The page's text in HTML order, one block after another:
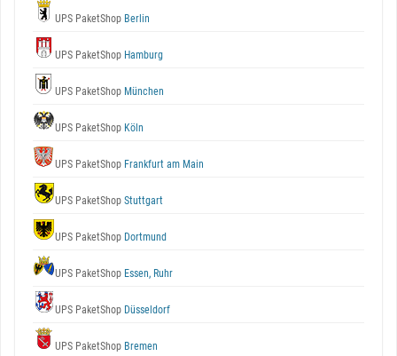
UPS PaketShop Berlin
UPS PaketShop Hamburg
UPS PaketShop München
UPS PaketShop Köln
UPS PaketShop Frankfurt am Main
UPS PaketShop Stuttgart
UPS PaketShop Dortmund
UPS PaketShop Essen, Ruhr
UPS PaketShop Düsseldorf
UPS PaketShop Bremen